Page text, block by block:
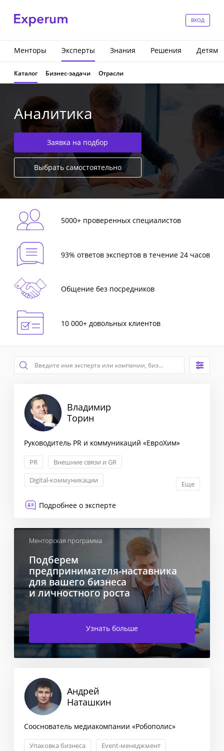
ВХОД
Менторы Эксперты Знания Решения Детям
Каталог Бизнес-задачи Отрасли
Аналитика
Заявка на подбор
Выбрать самостоятельно
5000+ проверенных специалистов
93% ответов экспертов в течение 24 часов
Общение без посредников
10 000+ довольных клиентов
Владимир
Торин
Руководитель PR и коммуникаций «ЕвроХим»
PR
Внешние связи и GR
Digital-коммуникации
Еще
Подробнее о эксперте
Менторская программа
Подберем
предпринимателя-наставника
для вашего бизнеса
и личностного роста
Узнать больше
Андрей
Наташкин
Сооснователь медиакомпании «Робополис»
Упаковка бизнеса
Event-менеджмент